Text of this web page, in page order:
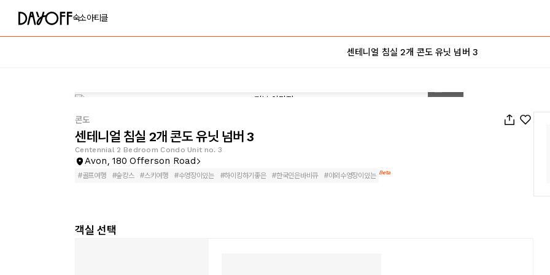
숙소아티클
센테니얼 침실 2개 콘도 유닛 넘버 3
콘도
센테니얼 침실 2개 콘도 유닛 넘버 3
Centennial 2 Bedroom Condo Unit no. 3
Avon, 180 Offerson Road
#골프여행 #숲캉스 #스키여행 #수영장이있는 #하이킹하기좋은 #한국인은바비큐 #야외수영장이있는 Beta
객실 선택